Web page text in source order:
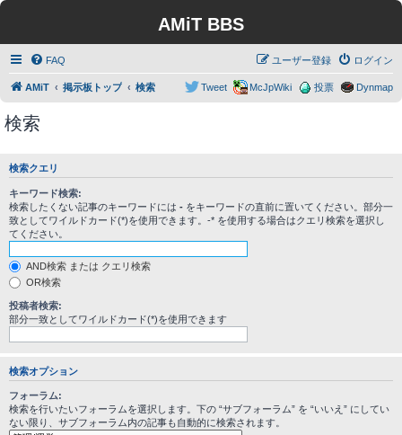
AMiT BBS
FAQ ログイン
ユーザー登録
AMiT 掲示板トップ 検索 Dynmap
投票
McJpWiki
Tweet
検索
検索クエリ
キーワード検索:
検索したくない記事のキーワードには - をキーワードの直前に置いてください。部分一
致としてワイルドカード(*)を使用できます。-* を使用する場合はクエリ検索を選択し
てください。
AND検索 または クエリ検索
OR検索
投稿者検索:
部分一致としてワイルドカード(*)を使用できます
検索オプション
フォーラム:
検索を行いたいフォーラムを選択します。下の “サブフォーラム” を “いいえ” にしてい
ない限り、サブフォーラム内の記事も自動的に検索されます。